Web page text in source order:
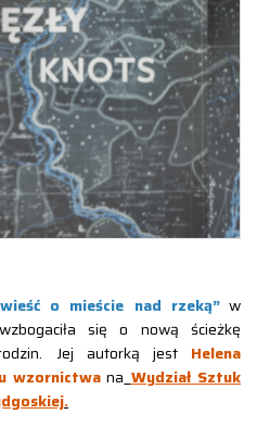
o mieście nad rzeką” w
się o nową ścieżkę
Jej autorką jest Helena
wzornictwa na Wydział Sztuk
.